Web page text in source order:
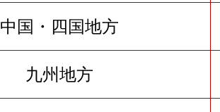
中国・四国地方
九州地方